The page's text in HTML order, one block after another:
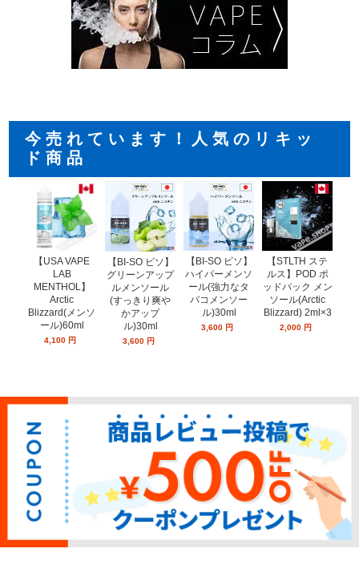
今売れています！人気のリキッ
ド商品
【USA VAPE
LAB
MENTHOL】
Arctic
Blizzard(メンソ
ール)60ml
4,100 円
【BI-SO ビソ】
グリーンアップ
ルメンソール
(すっきり爽や
かアップ
ル)30ml
3,600 円
【BI-SO ビソ】
ハイパーメンソ
ール(強力なタ
バコメンソー
ル)30ml
3,600 円
【STLTH ステ
ルス】POD ポ
ッドパック メン
ソール(Arctic
Blizzard) 2ml×3
2,000 円